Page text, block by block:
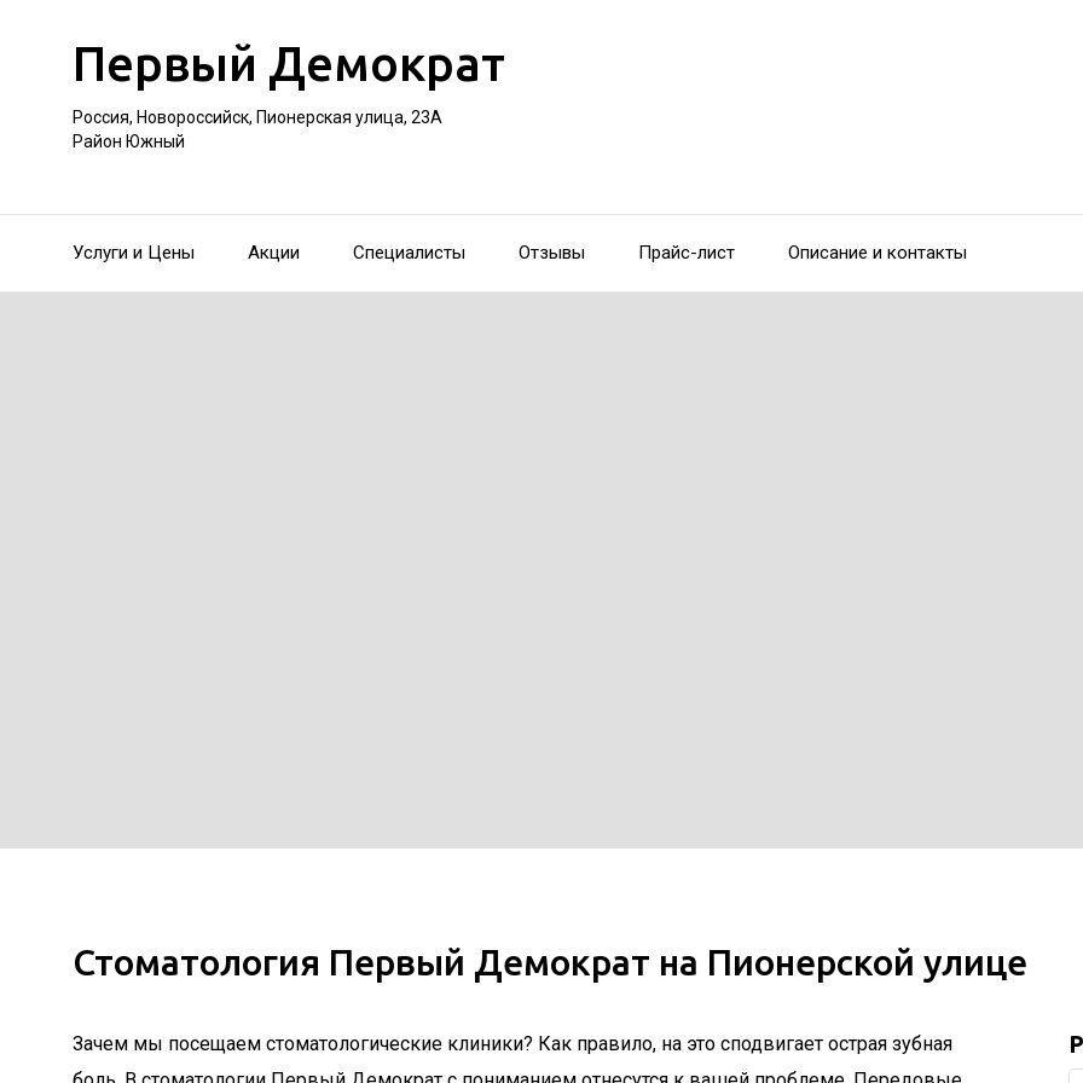
Первый Демократ
Россия, Новороссийск, Пионерская улица, 23А
Район Южный
Услуги и Цены Акции Специалисты Отзывы Прайс-лист Описание и контакты
Стоматология Первый Демократ на Пионерской улице
Зачем мы посещаем стоматологические клиники? Как правило, на это сподвигает острая зубная